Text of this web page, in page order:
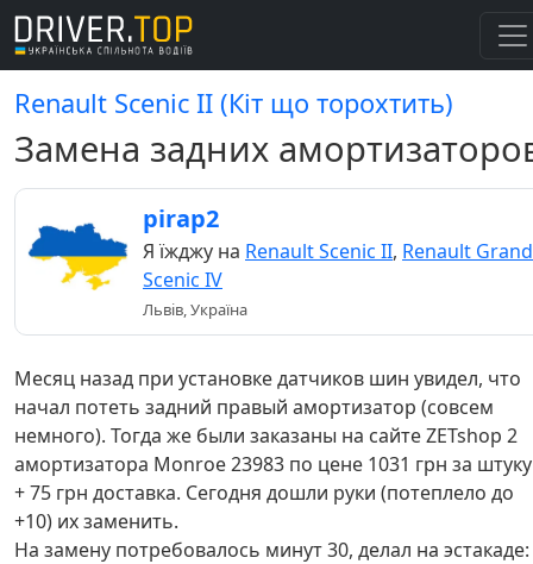
Renault Scenic II (Кіт що торохтить)
Замена задних
pirap2
Я їжджу на Renault Scenic II, Renault Grand
Scenic IV
Львів, Україна
Месяц назад при установке датчиков шин увидел, что
начал потеть задний правый амортизатор (совсем
немного). Тогда же были заказаны на сайте ZETshop 2
амортизатора Monroe 23983 по цене 1031 грн за штуку
+ 75 грн доставка. Сегодня дошли руки (потеплело до
+10) их заменить.
На замену потребовалось минут 30, делал на эстакаде: